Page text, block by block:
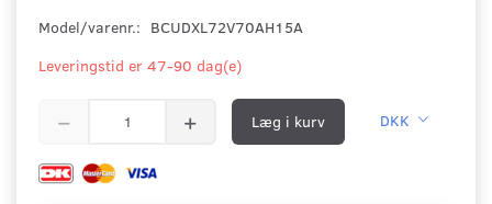
Model/varenr.: BCUDXL72V70AH15A
Leveringstid er 47-90 dag(e)
Læg i kurv DKK